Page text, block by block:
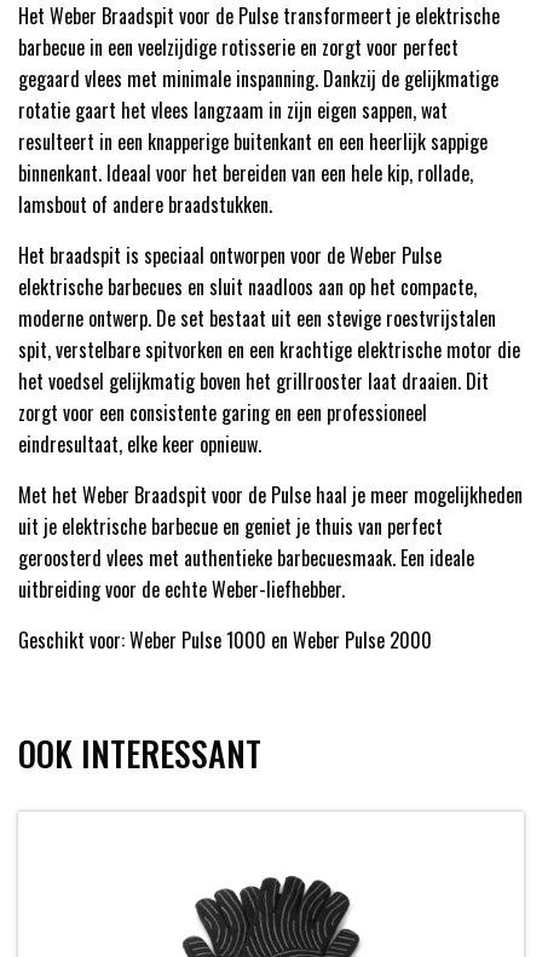
Het Weber Braadspit voor de Pulse transformeert je elektrische
barbecue in een veelzijdige rotisserie en zorgt voor perfect
gegaard vlees met minimale inspanning. Dankzij de gelijkmatige
rotatie gaart het vlees langzaam in zijn eigen sappen, wat
resulteert in een knapperige buitenkant en een heerlijk sappige
binnenkant. Ideaal voor het bereiden van een hele kip, rollade,
lamsbout of andere braadstukken.
Het braadspit is speciaal ontworpen voor de Weber Pulse
elektrische barbecues en sluit naadloos aan op het compacte,
moderne ontwerp. De set bestaat uit een stevige roestvrijstalen
spit, verstelbare spitvorken en een krachtige elektrische motor die
het voedsel gelijkmatig boven het grillrooster laat draaien. Dit
zorgt voor een consistente garing en een professioneel
eindresultaat, elke keer opnieuw.
Met het Weber Braadspit voor de Pulse haal je meer mogelijkheden
uit je elektrische barbecue en geniet je thuis van perfect
geroosterd vlees met authentieke barbecuesmaak. Een ideale
uitbreiding voor de echte Weber-liefhebber.
Geschikt voor: Weber Pulse 1000 en Weber Pulse 2000
OOK INTERESSANT